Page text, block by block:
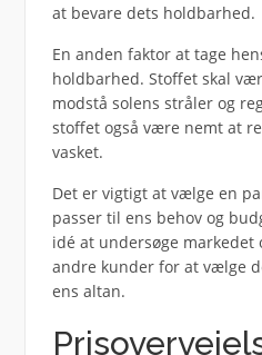
at bevare dets holdbarhed.
En anden faktor at tage
holdbarhed. Stoffet skal
modstå solens stråler og
stoffet også være nemt at
vasket.
Det er vigtigt at vælge en
passer til ens behov og
idé at undersøge
andre kunder for at vælge
ens altan.